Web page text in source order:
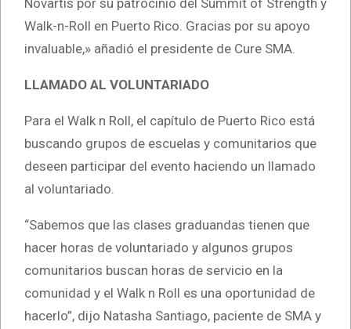
Walk-n-Roll en Puerto Rico. Gracias por su apoyo
invaluable,» añadió el presidente de Cure SMA.
LLAMADO AL VOLUNTARIADO
Para el Walk n Roll, el capítulo de Puerto Rico está
buscando grupos de escuelas y comunitarios que
deseen participar del evento haciendo un llamado
al voluntariado.
“Sabemos que las clases graduandas tienen que
hacer horas de voluntariado y algunos grupos
comunitarios buscan horas de servicio en la
comunidad y el Walk n Roll es una oportunidad de
hacerlo”, dijo Natasha Santiago, paciente de SMA y